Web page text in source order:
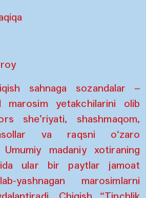
sahnaga sozandalar –
marosim yetakchilarini olib
she’riyati, shashmaqom,
va raqsni o‘zaro
Umumiy madaniy xotiraning
ular bir paytlar jamoat
yashnagan marosimlarni